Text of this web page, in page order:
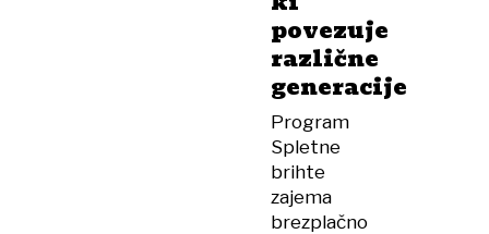
povezuje
različne
generacije
Program
Spletne
brihte
zajema
brezplačno